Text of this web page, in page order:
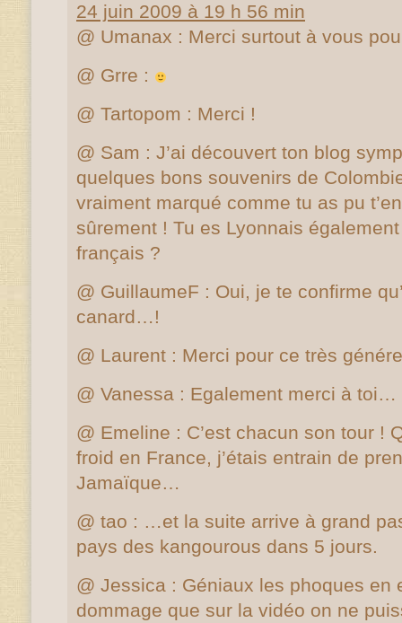
24 juin 2009 à 19 h 56 min
@ Umanax : Merci surtout à vous
@ Grre :
@ Tartopom : Merci !
@ Sam : J’ai découvert ton blog
quelques bons souvenirs de
vraiment marqué comme tu as pu
sûrement ! Tu es Lyonnais
français ?
@ GuillaumeF : Oui, je te confirme
canard…!
@ Laurent : Merci pour ce très
@ Vanessa : Egalement merci à toi…
@ Emeline : C’est chacun son tour !
froid en France, j’étais entrain de
Jamaïque…
@ tao : …et la suite arrive à grand
pays des kangourous dans 5 jours.
@ Jessica : Géniaux les phoques en
dommage que sur la vidéo on ne